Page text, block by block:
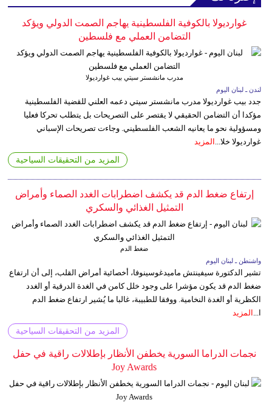
غوارديولا بالكوفية الفلسطينية يهاجم الصمت الدولي ويؤكد
التضامن العملي مع فلسطين
مدرب مانشستر سيتي بيب غوارديولا
لندن ـ لبنان اليوم
جدد بيب غوارديولا مدرب مانشستر سيتي دعمه العلني للقضية الفلسطينية
مؤكدا أن التضامن الحقيقي لا يقتصر على التصريحات بل يتطلب تحركا فعليا
ومسؤولية نحو ما يعانيه الشعب الفلسطيني. وجاءت تصريحات الإسباني
غوارديولا خلا... المزيد
المزيد من التحقيقات السياحية
إرتفاع ضغط الدم قد يكشف اضطرابات الغدد الصماء وأمراض
التمثيل الغذائي والسكري
ضغط الدم
واشنطن ـ لبنان اليوم
تشير الدكتورة سيفينتش ماميدغوسينوفا، أخصائية أمراض القلب، إلى أن ارتفاع
ضغط الدم قد يكون مؤشرا على وجود خلل كامن في الغدة الدرقية أو الغدد
الكظرية أو الغدة النخامية. ووفقا للطبيبة، غالبا ما يُشير ارتفاع ضغط الدم
ا... المزيد
المزيد من التحقيقات السياحية
نجمات الدراما السورية يخطفن الأنظار بإطلالات راقية في حفل
Joy Awards